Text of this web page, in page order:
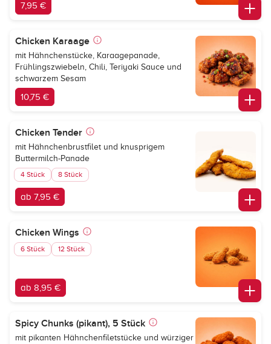
7,95 €
Chicken Karaage
mit Hähnchenstücke, Karaagepanade,
Frühlingszwiebeln, Chili, Teriyaki Sauce und
schwarzem Sesam
10,75 €
Chicken Tender
mit Hähnchenbrustfilet und knusprigem
Buttermilch-Panade
4 Stück 8 Stück
ab 7,95 €
Chicken Wings
6 Stück 12 Stück
ab 8,95 €
Spicy Chunks (pikant), 5 Stück
mit pikanten Hähnchenfiletstücke und würziger